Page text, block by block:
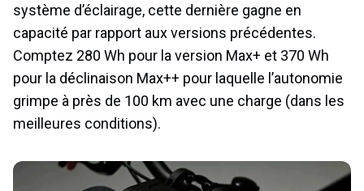
système d’éclairage, cette dernière gagne en
capacité par rapport aux versions précédentes.
Comptez 280 Wh pour la version Max+ et 370 Wh
pour la déclinaison Max++ pour laquelle l’autonomie
grimpe à près de 100 km avec une charge (dans les
meilleures conditions).